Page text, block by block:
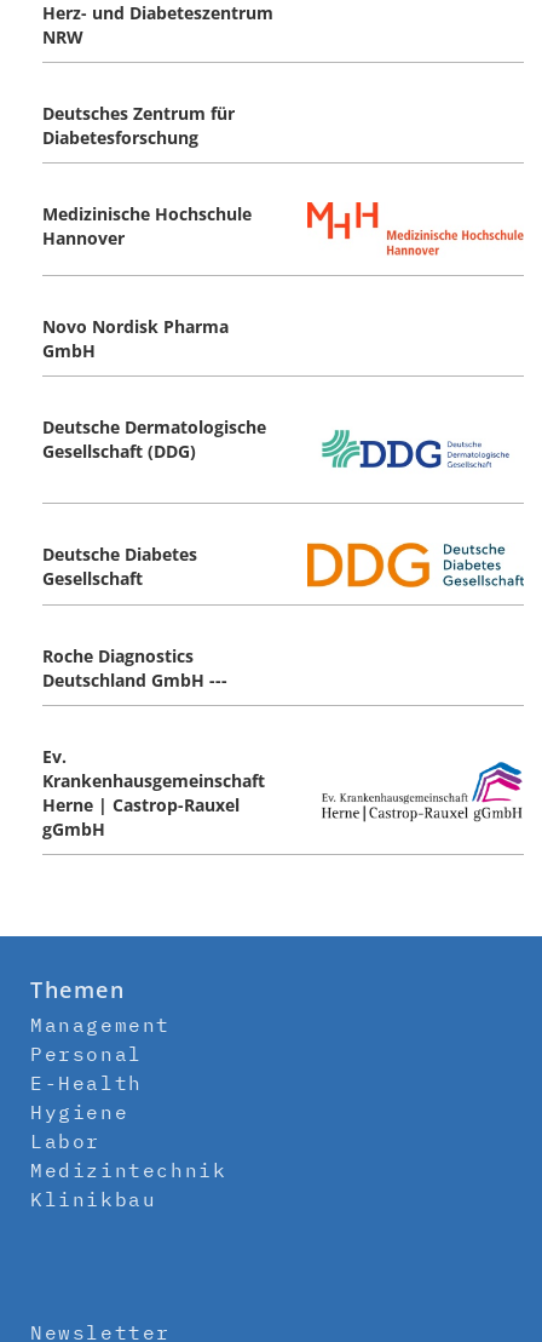
Herz- und Diabeteszentrum
NRW
Deutsches Zentrum für
Diabetesforschung
Medizinische Hochschule
Hannover
Novo Nordisk Pharma
GmbH
Deutsche Dermatologische
Gesellschaft (DDG)
Deutsche Diabetes
Gesellschaft
Roche Diagnostics
Deutschland GmbH ---
Ev.
Krankenhausgemeinschaft
Herne | Castrop-Rauxel
gGmbH
Themen
Management
Personal
E-Health
Hygiene
Labor
Medizintechnik
Klinikbau
Newsletter